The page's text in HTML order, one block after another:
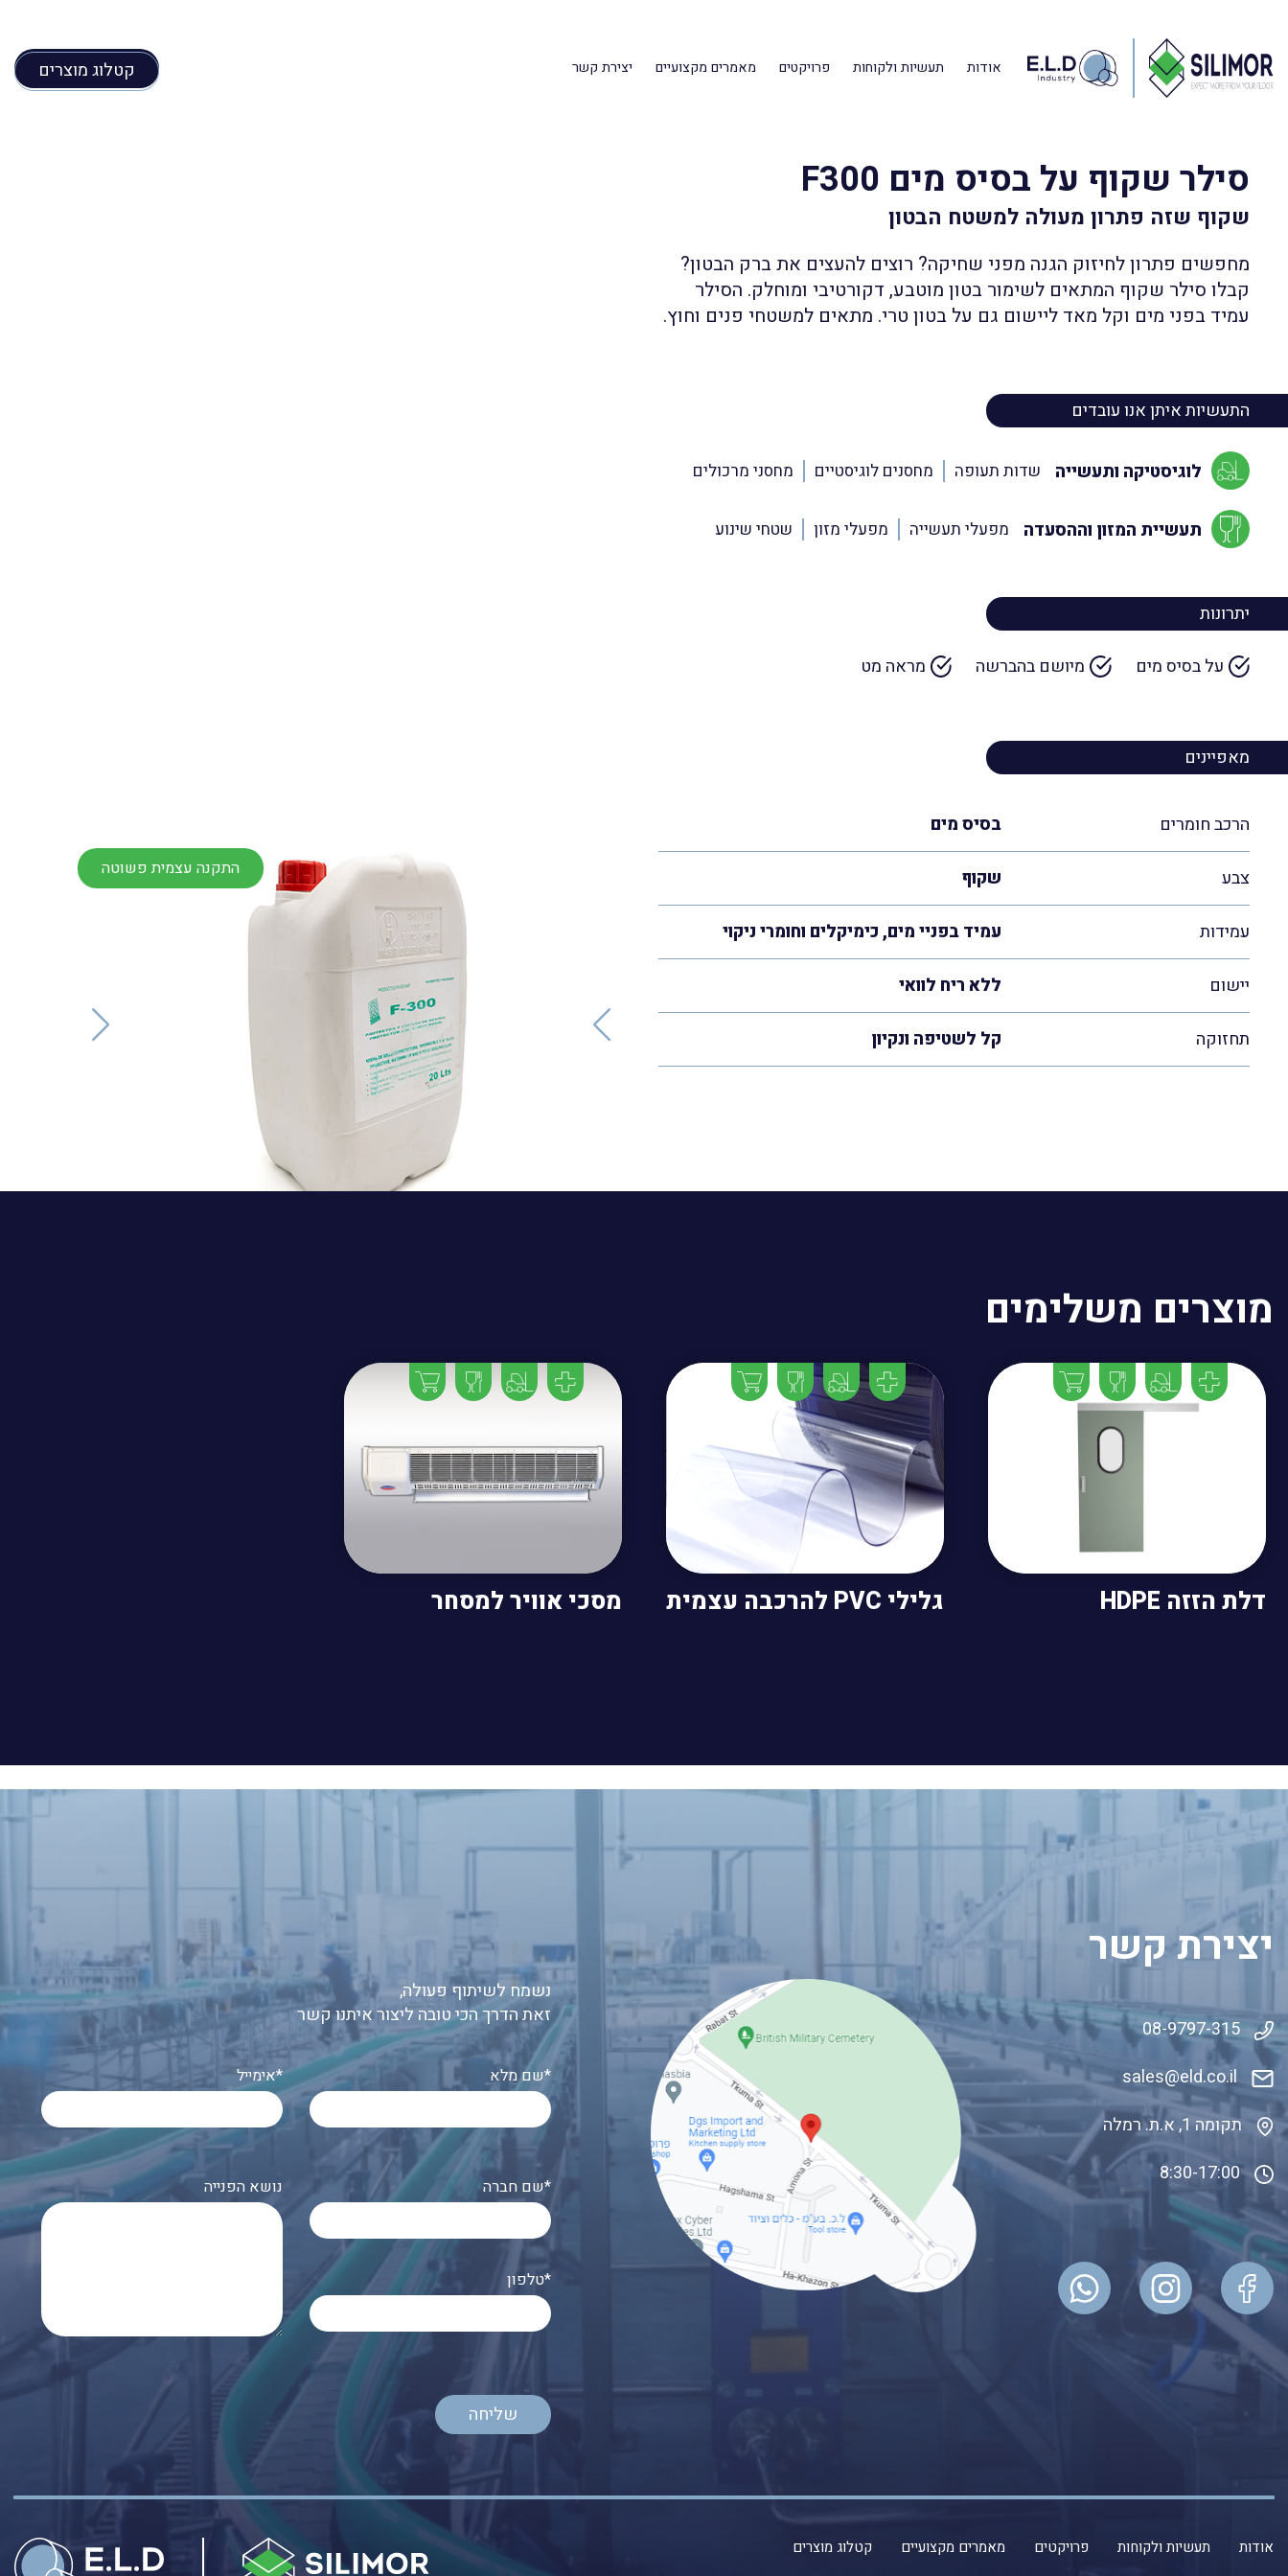
אודות תעשיות ולקוחות פרויקטים מאמרים מקצועיים יצירת קשר קטלוג מוצרים דף הבית»מוצרים» חומרי סילימור לרצפות סילר שקוף על בסיס מים F300
סילר שקוף על בסיס מים F300
שקוף שזה פתרון מעולה למשטח הבטון
מחפשים פתרון לחיזוק הגנה מפני שחיקה? רוצים להעצים את ברק הבטון?
קבלו סילר שקוף המתאים לשימור בטון מוטבע, דקורטיבי ומוחלק. הסילר
עמיד בפני מים וקל מאד ליישום גם על בטון טרי. מתאים למשטחי פנים וחוץ.
התעשיות איתן אנו עובדים
לוגיסטיקה ותעשייה שדות תעופה מחסנים לוגיסטיים מחסני מרכולים
תעשיית המזון וההסעדה מפעלי תעשייה מפעלי מזון שטחי שינוע
יתרונות
על בסיס מים מיושם בהברשה מראה מט
מאפיינים
הרכב חומרים בסיס מים
צבע שקוף
עמידות עמיד בפניי מים, כימיקלים וחומרי ניקוי
יישום ללא ריח לוואי
תחזוקה קל לשטיפה ונקיון
התקנה עצמית פשוטה
מוצרים משלימים
דלת הזזה HDPE גלילי PVC להרכבה עצמית מסכי אוויר למסחר
יצירת קשר
08-9797-315
sales@eld.co.il
תקומה 1, א.ת. רמלה
8:30-17:00
נשמח לשיתוף פעולה,
זאת הדרך הכי טובה ליצור איתנו קשר
אימייל* שם מלא*
נושא הפנייה שם חברה*
טלפון*
אודות תעשיות ולקוחות פרויקטים מאמרים מקצועיים קטלוג מוצרים